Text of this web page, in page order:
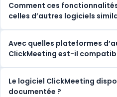
Comment ces
celles d’autres logiciels
Avec quelles plateformes
ClickMeeting est-il
Le logiciel ClickMeeting
documentée ?